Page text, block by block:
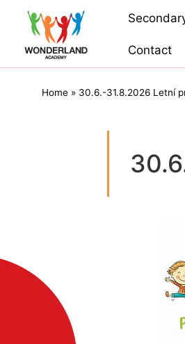
Contact
Home » 30.6.-31.8.2026 Letní